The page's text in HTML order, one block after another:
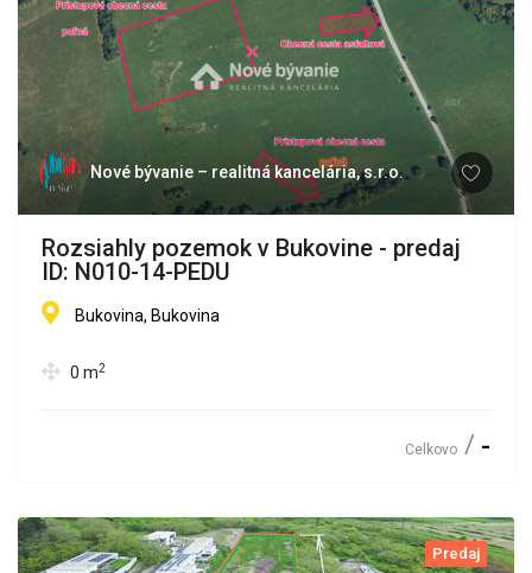
Nové bývanie – realitná kancelária, s.r.o.
Rozsiahly pozemok v Bukovine - predaj
ID: N010-14-PEDU
Bukovina, Bukovina
0 m2
Celkovo -
Predaj